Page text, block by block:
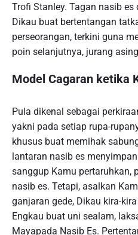
Trofi Stanley. Tagan nasib
Dikau buat bertentangan
perseorangan, terkini guna
poin selanjutnya, jurang
Model Cagaran ketika
Pula dikenal sebagai
yakni pada setiap rupa-
khusus buat memihak
lantaran nasib es
sanggup Kamu pertaruhkan,
nasib es. Tetapi, asalkan
ganjaran gede, Dikau kira-
Engkau buat uni sealam,
Mayapada Nasib Es.